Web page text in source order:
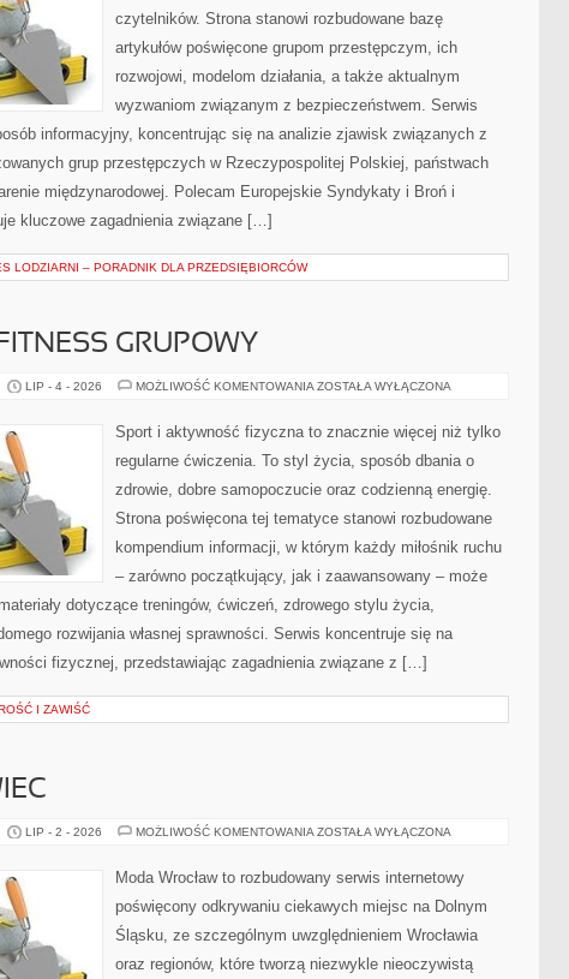
czytelników. Strona stanowi rozbudowane bazę
artykułów poświęcone grupom przestępczym, ich
rozwojowi, modelom działania, a także aktualnym
wyzwaniom związanym z bezpieczeństwem. Serwis
informacyjny, koncentrując się na analizie zjawisk związanych z
grup przestępczych w Rzeczypospolitej Polskiej, państwach
międzynarodowej. Polecam Europejskie Syndykaty i Broń i
kluczowe zagadnienia związane […]
LODZIARNI – PORADNIK DLA PRZEDSIĘBIORCÓW
GRUPOWY
LIP - 4 - 2026 MOŻLIWOŚĆ KOMENTOWANIA AEROBIK
GRUPOWY
ZOSTAŁA WYŁĄCZONA
Sport i aktywność fizyczna to znacznie więcej niż tylko
regularne ćwiczenia. To styl życia, sposób dbania o
zdrowie, dobre samopoczucie oraz codzienną energię.
Strona poświęcona tej tematyce stanowi rozbudowane
kompendium informacji, w którym każdy miłośnik ruchu
– zarówno początkujący, jak i zaawansowany – może
dotyczące treningów, ćwiczeń, zdrowego stylu życia,
rozwijania własnej sprawności. Serwis koncentruje się na
fizycznej, przedstawiając zagadnienia związane z […]
I ZAWIŚĆ
LIP - 2 - 2026 MOŻLIWOŚĆ KOMENTOWANIA BOLESŁAWIEC
ZOSTAŁA WYŁĄCZONA
Moda Wrocław to rozbudowany serwis internetowy
poświęcony odkrywaniu ciekawych miejsc na Dolnym
Śląsku, ze szczególnym uwzględnieniem Wrocławia
oraz regionów, które tworzą niezwykle nieoczywistą